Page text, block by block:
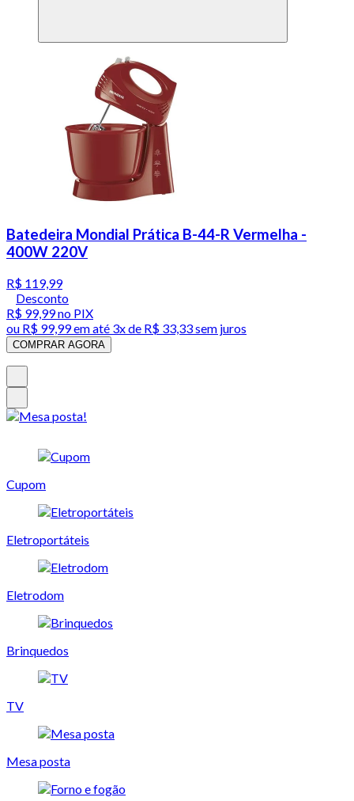
Batedeira Mondial Prática B-44-R Vermelha -
400W 220V
R$ 119,99
Desconto
R$ 99,99no PIX
ou R$ 99,99em até 3x de R$ 33,33 sem juros
COMPRAR AGORA
Cupom
Eletroportáteis
Eletrodom
Brinquedos
TV
Mesa posta